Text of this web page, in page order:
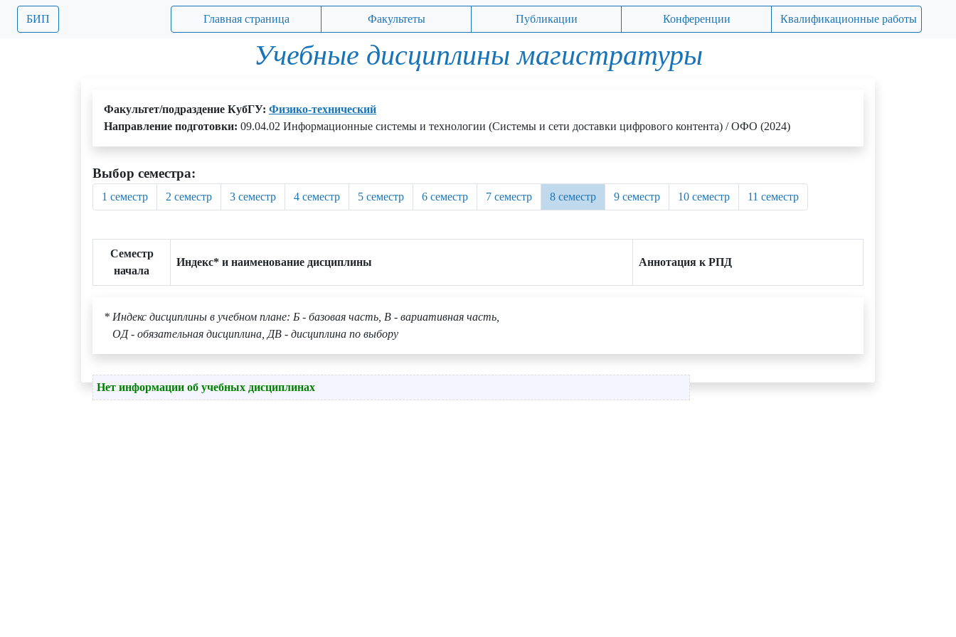
БИП Главная страница Факультеты Публикации Конференции Квалификационные работы
Учебные дисциплины магистратуры
Факультет/подраздение КубГУ: Физико-технический
Направление подготовки: 09.04.02 Информационные системы и технологии (Системы и сети доставки цифрового контента) / ОФО (2024)
Выбор семестра:
1 семестр 2 семестр 3 семестр 4 семестр 5 семестр 6 семестр 7 семестр 8 семестр 9 семестр 10 семестр 11 семестр
Семестр
начала
Индекс* и наименование дисциплины Аннотация к РПД
* Индекс дисциплины в учебном плане: Б - базовая часть, В - вариативная часть,
ОД - обязательная дисциплина, ДВ - дисциплина по выбору
Нет информации об учебных дисциплинах